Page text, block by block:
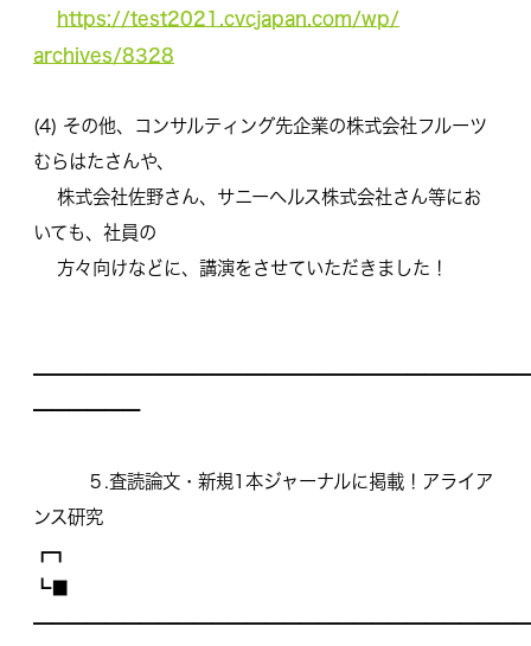
https://test2021.cvcjapan.com/wp/
archives/8328
(4) その他、
コンサルティング先企業の株式会社フルーツ
むらはたさんや、
株式会社佐野さん、サニーヘルス株式会社さん等にお
いても、 社員の
方々向けなどに、講演をさせていただきました！
━━━━━━
５.査読論文・新規1本ジャーナルに掲載！アライア
ンス研究
┏┓
┗■